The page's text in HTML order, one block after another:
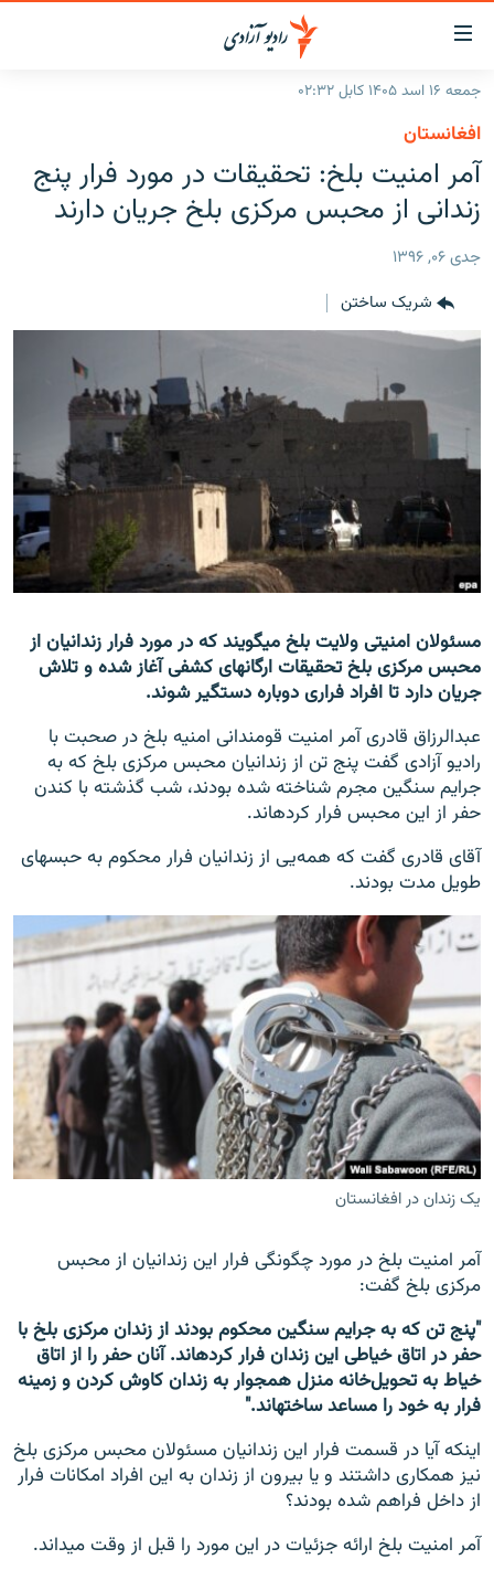
لینک‌های
قابل
دسترسی
به
متن
اصلی
بازگشت
منوی
مراجعه
به
گزارش‌ها
افغانستان
جهان
خبرها
مصاحبه‌ها
برنامه‌ها
بحران مهاجرت
'کووید-۱۹'
تماس
صفحه پشتو
به ما بپیوندید
همۀ سایت‌های رادیو آزادی/ رادیو اروپای آزاد
جمعه ۱۶ اسد ۱۴۰۵ کابل ۰۲:۳۲
افغانستان
آمر امنیت بلخ: تحقیقات در مورد فرار پنج
زندانی از محبس مرکزی بلخ جریان دارند
جدی ۰۶, ۱۳۹۶
شریک ساختن
مسئولان امنیتی ولایت بلخ می‎گویند که در مورد فرار زندانیان از
محبس مرکزی بلخ تحقیقات ارگان‎های کشفی آغاز شده و تلاش
جریان دارد تا افراد فراری دوباره دستگیر شوند.
عبدالرزاق قادری آمر امنیت قومندانی امنیه بلخ در صحبت با
رادیو آزادی گفت پنج تن از زندانیان محبس مرکزی بلخ که به
جرایم سنگین مجرم شناخته شده بودند، شب گذشته با کندن
حفر از این محبس فرار کرده‎اند.
آقای قادری گفت که همه‌یی از زندانیان فرار محکوم به حبس‎های
طویل مدت بودند.
یک زندان در افغانستان
آمر امنیت بلخ در مورد چگونگی فرار این زندانیان از محبس
مرکزی بلخ گفت:
"پنج تن که به جرایم سنگین محکوم بودند از زندان مرکزی بلخ با
حفر در اتاق خیاطی این زندان فرار کرده‎اند. آنان حفر را از اتاق
خیاط به تحویل‌خانه منزل همجوار به زندان کاوش کردن و زمینه
فرار به خود را مساعد ساخته‎اند."
این‎که آیا در قسمت فرار این زندانیان مسئولان محبس مرکزی بلخ
نیز همکاری داشتند و یا بیرون از زندان به این افراد امکانات فرار
از داخل فراهم شده بودند؟
آمر امنیت بلخ ارائه جزئیات در این مورد را قبل از وقت می‎داند.